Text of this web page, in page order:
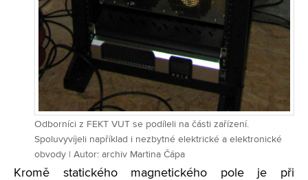
Odborníci z FEKT VUT se podíleli na části zařízení.
Spoluvyvíjeli například i nezbytné elektrické a elektronické
obvody | Autor: archiv Martina Čápa
Kromě statického magnetického pole je při